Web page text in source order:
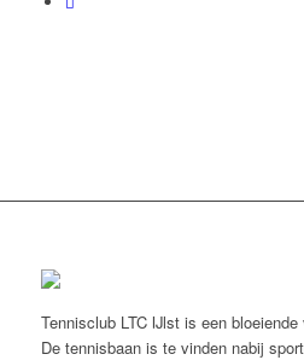
Tennisclub LTC IJlst is een
De tennisbaan is te vinden nabij